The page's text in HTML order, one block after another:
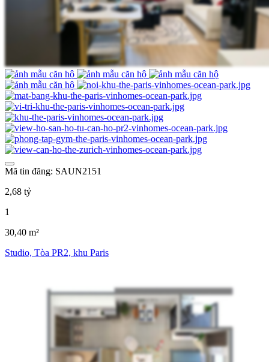
Mã tin đăng: SAUN2151
2,68 tỷ
1
30,40 m²
Studio, Tòa PR2, khu Paris